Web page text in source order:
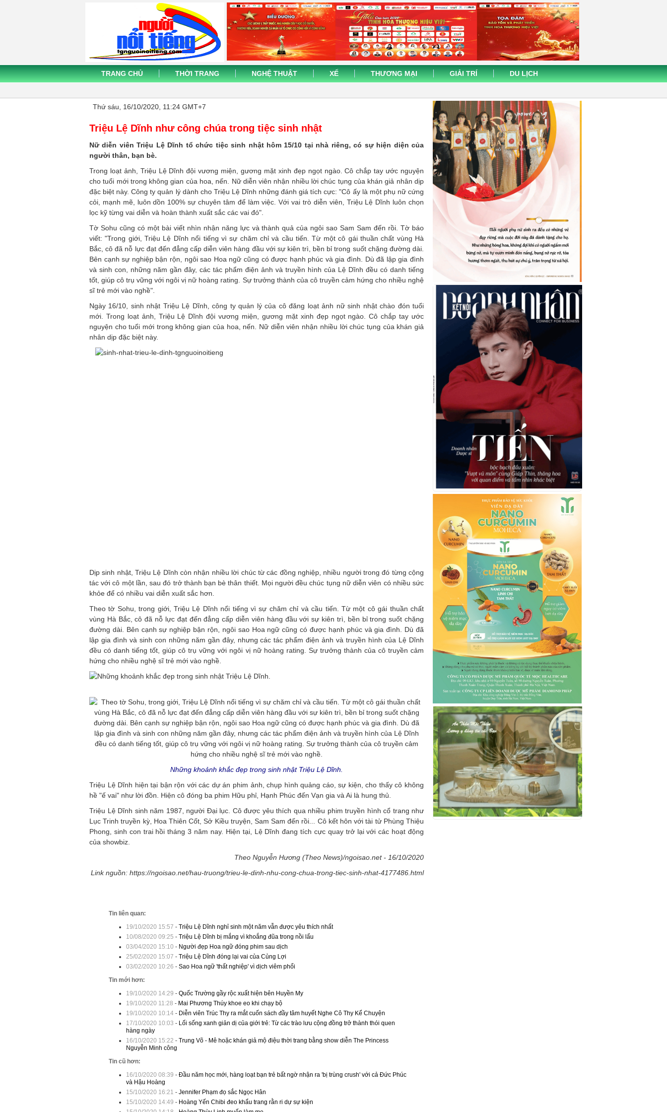
TRANG CHỦ THỜI TRANG NGHỆ THUẬT XẾ THƯƠNG MẠI GIẢI TRÍ DU LỊCH
Thứ sáu, 16/10/2020, 11:24 GMT+7
Triệu Lệ Dĩnh như công chúa trong tiệc sinh nhật
Nữ diễn viên Triệu Lệ Dĩnh tổ chức tiệc sinh nhật hôm 15/10 tại nhà riêng, có sự hiện diện của
người thân, bạn bè.
Trong loạt ảnh, Triệu Lệ Dĩnh đội vương miện, gương mặt xinh đẹp ngọt ngào. Cô chắp tay ước nguyện
cho tuổi mới trong không gian của hoa, nến. Nữ diễn viên nhận nhiều lời chúc tụng của khán giả nhân dịp
đặc biệt này. Công ty quản lý dành cho Triệu Lệ Dĩnh những đánh giá tích cực: "Cô ấy là một phụ nữ cứng
cỏi, mạnh mẽ, luôn dồn 100% sự chuyên tâm để làm việc. Với vai trò diễn viên, Triệu Lệ Dĩnh luôn chọn
lọc kỹ từng vai diễn và hoàn thành xuất sắc các vai đó".
Tờ Sohu cũng có một bài viết nhìn nhận năng lực và thành quả của ngôi sao Sam Sam đến rồi. Tờ báo
viết: "Trong giới, Triệu Lệ Dĩnh nổi tiếng vì sự chăm chỉ và cầu tiến. Từ một cô gái thuần chất vùng Hà
Bắc, cô đã nỗ lực đạt đến đẳng cấp diễn viên hàng đầu với sự kiên trì, bền bỉ trong suốt chặng đường dài.
Bên cạnh sự nghiệp bận rộn, ngôi sao Hoa ngữ cũng có được hạnh phúc và gia đình. Dù đã lập gia đình
và sinh con, những năm gần đây, các tác phẩm điện ảnh và truyền hình của Lệ Dĩnh đều có danh tiếng
tốt, giúp cô trụ vững với ngôi vị nữ hoàng rating. Sự trưởng thành của cô truyền cảm hứng cho nhiều nghệ
sĩ trẻ mới vào nghề".
Ngày 16/10, sinh nhật Triệu Lệ Dĩnh, công ty quản lý của cô đăng loạt ảnh nữ sinh nhật chào đón tuổi
mới. Trong loạt ảnh, Triệu Lệ Dĩnh đội vương miện, gương mặt xinh đẹp ngọt ngào. Cô chắp tay ước
nguyện cho tuổi mới trong không gian của hoa, nến. Nữ diễn viên nhận nhiều lời chúc tụng của khán giả
nhân dịp đặc biệt này.
Dịp sinh nhật, Triệu Lệ Dĩnh còn nhận nhiều lời chúc từ các đồng nghiệp, nhiều người trong đó từng cộng
tác với cô một lần, sau đó trở thành bạn bè thân thiết. Mọi người đều chúc tụng nữ diễn viên có nhiều sức
khỏe để có nhiều vai diễn xuất sắc hơn.
Theo tờ Sohu, trong giới, Triệu Lệ Dĩnh nổi tiếng vì sự chăm chỉ và cầu tiến. Từ một cô gái thuần chất
vùng Hà Bắc, cô đã nỗ lực đạt đến đẳng cấp diễn viên hàng đầu với sự kiên trì, bền bỉ trong suốt chặng
đường dài. Bên cạnh sự nghiệp bận rộn, ngôi sao Hoa ngữ cũng có được hạnh phúc và gia đình. Dù đã
lập gia đình và sinh con những năm gần đây, nhưng các tác phẩm điện ảnh và truyền hình của Lệ Dĩnh
đều có danh tiếng tốt, giúp cô trụ vững với ngôi vị nữ hoàng rating. Sự trưởng thành của cô truyền cảm
hứng cho nhiều nghệ sĩ trẻ mới vào nghề.
Những khoảnh khắc đẹp trong sinh nhật Triệu Lệ Dĩnh.
Triệu Lệ Dĩnh hiện tại bận rộn với các dự án phim ảnh, chụp hình quảng cáo, sự kiện, cho thấy cô không
hề "ế vai" như lời đồn. Hiện cô đóng ba phim Hữu phỉ, Hạnh Phúc đến Vạn gia và Ai là hung thủ.
Triệu Lệ Dĩnh sinh năm 1987, người Đại lục. Cô được yêu thích qua nhiều phim truyền hình cổ trang như
Lục Trinh truyền kỳ, Hoa Thiên Cốt, Sở Kiều truyện, Sam Sam đến rồi... Cô kết hôn với tài tử Phùng Thiệu
Phong, sinh con trai hồi tháng 3 năm nay. Hiện tại, Lệ Dĩnh đang tích cực quay trở lại với các hoạt động
của showbiz.
Theo Nguyễn Hương (Theo News)/ngoisao.net - 16/10/2020
Link nguồn: https://ngoisao.net/hau-truong/trieu-le-dinh-nhu-cong-chua-trong-tiec-sinh-nhat-4177486.html
Tin liên quan:
19/10/2020 15:57 - Triệu Lệ Dĩnh nghỉ sinh một năm vẫn được yêu thích nhất
10/08/2020 09:25 - Triệu Lệ Dĩnh bị mắng vì khoắng đũa trong nồi lẩu
03/04/2020 15:10 - Người đẹp Hoa ngữ đóng phim sau dịch
25/02/2020 15:07 - Triệu Lệ Dĩnh đóng lại vai của Củng Lợi
03/02/2020 10:26 - Sao Hoa ngữ 'thất nghiệp' vì dịch viêm phổi
Tin mới hơn:
19/10/2020 14:29 - Quốc Trường gầy rộc xuất hiện bên Huyền My
19/10/2020 11:28 - Mai Phương Thúy khoe eo khi chạy bộ
19/10/2020 10:14- Diễn viên Trúc Thy ra mắt cuốn sách đầy tâm huyết Nghe Cô Thy Kể Chuyện
17/10/2020 10:03 - Lối sống xanh giản dị của giới trẻ: Từ các trào lưu cộng đồng trở thành thói quen
hàng ngày
16/10/2020 15:22 - Trung Võ - Mê hoặc khán giả mộ điệu thời trang bằng show diễn The Princess
Nguyễn Minh công
Tin cũ hơn:
16/10/2020 08:39 - Đầu năm học mới, hàng loạt bạn trẻ bất ngờ nhận ra 'bị trùng crush' với cả Đức Phúc
và Hậu Hoàng
15/10/2020 16:21 - Jennifer Phạm đọ sắc Ngọc Hân
15/10/2020 14:49 - Hoàng Yến Chibi đeo khẩu trang rằn ri dự sự kiện